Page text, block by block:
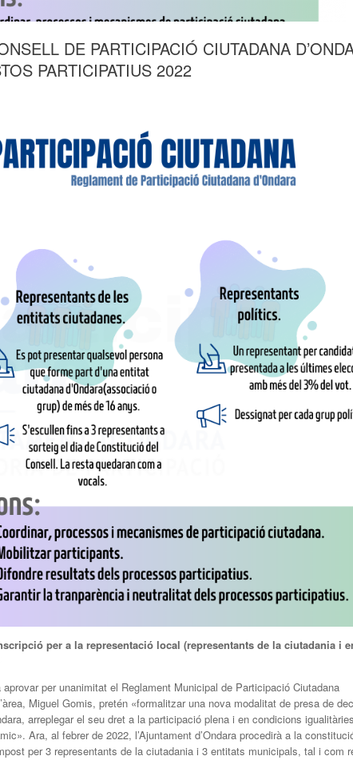
DE PARTICIPACIÓ CIUTADANA
PARTICIPATIUS 2022
per a la representació local (representants de la ciutadania i
per unanimitat el Reglament Municipal de Participació Ciutadana
Miguel Gomis, pretén «formalitzar una nova modalitat de presa de
arreplegar el seu dret a la participació plena i en condicions
Ara, al febrer de 2022, l’Ajuntament d’Ondara procedirà a la
per 3 representants de la ciutadania i 3 entitats municipals, tal i com